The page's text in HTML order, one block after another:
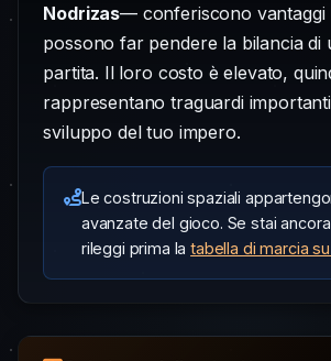
Nodrizas— conferiscono vantaggi
possono far pendere la bilancia di
partita. Il loro costo è elevato,
rappresentano traguardi
sviluppo del tuo impero.
Le costruzioni spaziali
avanzate del gioco. Se stai ancora
rileggi prima latabella di marcia